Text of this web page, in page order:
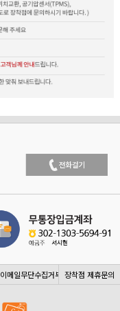
이메일무단수집거부 장착점 제휴문의